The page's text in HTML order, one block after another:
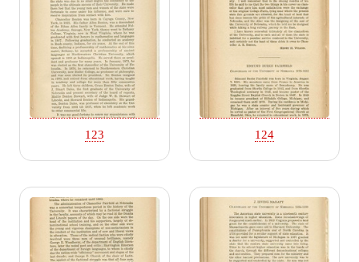
123 124